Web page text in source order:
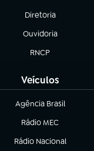
Diretoria
(abre em nova aba)
Ouvidoria
(abre em nova aba)
RNCP
(abre em nova aba)
Veículos
Agência Brasil
(abre em nova aba)
Rádio MEC
Rádio Nacional
(abre em nova aba)